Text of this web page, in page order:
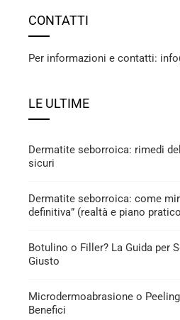
CONTATTI
Per informazioni e contatti:
LE ULTIME
Dermatite seborroica: rimedi
sicuri
Dermatite seborroica: come
definitiva” (realtà e piano
Botulino o Filler? La Guida per
Giusto
Microdermoabrasione o
Benefici